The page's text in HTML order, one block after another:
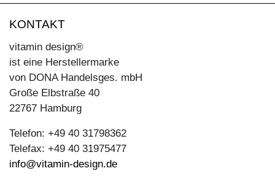
KONTAKT
vitamin design®
ist eine Herstellermarke
von DONA Handelsges. mbH
Große Elbstraße 40
22767 Hamburg
Telefon: +49 40 31798362
Telefax: +49 40 31975477
info@vitamin-design.de